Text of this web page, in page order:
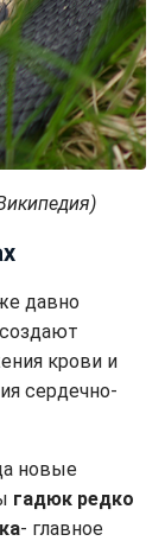
давно
крови и
сердечно-
новые
гадюк редко
- главное